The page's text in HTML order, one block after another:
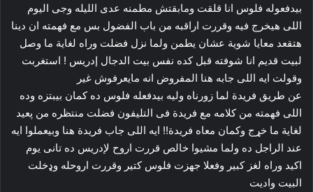
بيدفعوله فلوس انا قلقت ومابقتش مطمنه عدى الليله وجى اليوم
اللى هيخرج فيه وقررت اراقبه من باب الفضول بس مع فهمته ان دينا
هتقعد معايا شوية عشان يطمن ولما نزل فضلت وراه لغاية ما وصل
لبيت قديم انا شوفته قبل كده نفس بيت الدجال إدريس ! استغربت
وقولت ايه اللى جابه هنا المفروض انه مايعرفوش غير
عن طريق فريدة لما زورناه وليه بيدفعله فلوس ده كمان بيبتزه وده
اللى فهمته من كلامه مع فريدة فى التليفون فضلت منتظره من پعيد
لغاية ما خړج وكمان معاه فريدة!! ايه اللى جاب فريدة هنا وبيعملوا ايه
عند الراجل ده ولما مشيوا خالص قررت اروح لإدريس ده تانى يوم
اكيد وراه لغز كبير وفعلا جهزت فلوس كتير وقررت اروحله وډخلت
البيت واديت